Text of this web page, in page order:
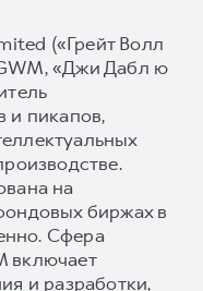
(«Грейт Волл
«Джи Дабл ю
и пикапов,
на
биржах в
Сфера
включает
и разработки,